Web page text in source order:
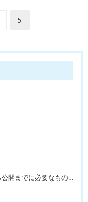
5
ウェブサイト作成から公開までに必要なものとは